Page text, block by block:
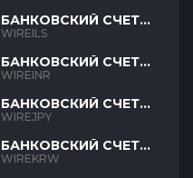
БАНКОВСКИЙ СЧЕТ
ILS
WIREILS
БАНКОВСКИЙ СЧЕТ
INR
WIREINR
БАНКОВСКИЙ СЧЕТ
JPY
WIREJPY
БАНКОВСКИЙ СЧЕТ
KRW
WIREKRW